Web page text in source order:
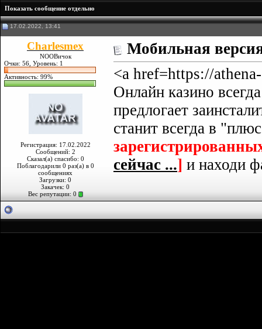
Показать сообщение отдельно
17.02.2022, 13:41
Charlesmex
NOOBичок
Очки: 56, Уровень: 1
Активность: 99%
Регистрация: 17.02.2022
Сообщений: 2
Сказал(а) спасибо: 0
Поблагодарили 0 раз(а) в 0
сообщениях
Загрузки: 0
Закачек: 0
Вес репутации: 0
Мобильная
<a href=https://
Онлайн казино
предлогает
станит всегда в
сейчас ...] и находи